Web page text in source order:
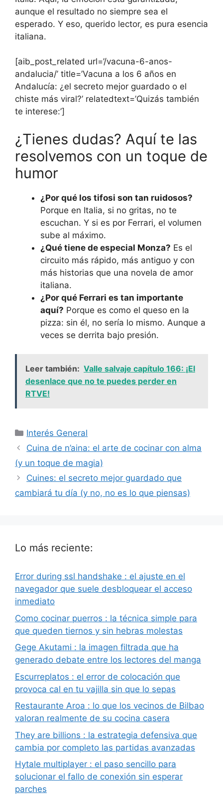
aunque el resultado no siempre sea el
esperado. Y eso, querido lector, es pura esencia
italiana.
[aib_post_related url=’/vacuna-6-anos-
andalucia/’ title=’Vacuna a los 6 años en
Andalucía: ¿el secreto mejor guardado o el
chiste más viral?’ relatedtext=’Quizás también
te interese:’]
¿Tienes dudas? Aquí te las
resolvemos con un toque de
humor
¿Por qué los tifosi son tan ruidosos?
Porque en Italia, si no gritas, no te
escuchan. Y si es por Ferrari, el volumen
sube al máximo.
¿Qué tiene de especial Monza? Es el
circuito más rápido, más antiguo y con
más historias que una novela de amor
italiana.
¿Por qué Ferrari es tan importante
aquí? Porque es como el queso en la
pizza: sin él, no sería lo mismo. Aunque a
veces se derrita bajo presión.
Leer también: Valle salvaje capítulo 166: ¡El
desenlace que no te puedes perder en
RTVE!
Categorías
Interés General
Cuina de n’aina: el arte de cocinar con alma
(y un toque de magia)
Cuines: el secreto mejor guardado que
cambiará tu día (y no, no es lo que piensas)
Lo más reciente:
Error during ssl handshake : el ajuste en el
navegador que suele desbloquear el acceso
inmediato
Como cocinar puerros : la técnica simple para
que queden tiernos y sin hebras molestas
Gege Akutami : la imagen filtrada que ha
generado debate entre los lectores del manga
Escurreplatos : el error de colocación que
provoca cal en tu vajilla sin que lo sepas
Restaurante Aroa : lo que los vecinos de Bilbao
valoran realmente de su cocina casera
They are billions : la estrategia defensiva que
cambia por completo las partidas avanzadas
Hytale multiplayer : el paso sencillo para
solucionar el fallo de conexión sin esperar
parches